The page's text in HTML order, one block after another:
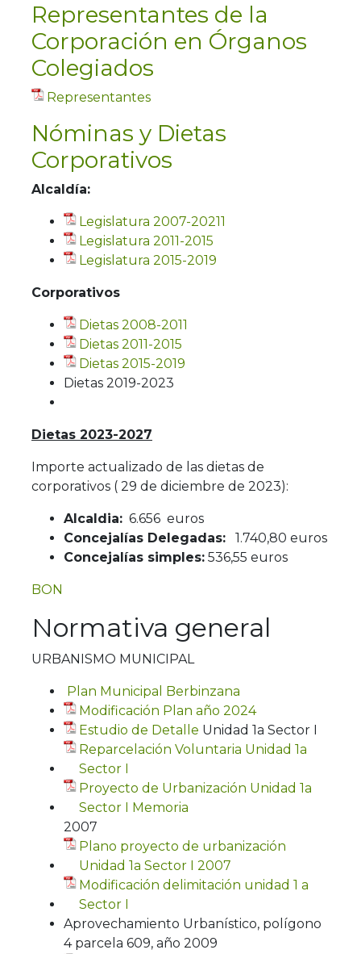
Representantes de la
Corporación en Órganos
Colegiados
Representantes
Nóminas y Dietas
Corporativos
Alcaldía:
Legislatura 2007-20211
Legislatura 2011-2015
Legislatura 2015-2019
Corporativos
Dietas 2008-2011
Dietas 2011-2015
Dietas 2015-2019
Dietas 2019-2023
Dietas 2023-2027
Importe actualizado de las dietas de
corporativos ( 29 de diciembre de 2023):
Alcaldia: 6.656 euros
Concejalías Delegadas: 1.740,80 euros
Concejalías simples: 536,55 euros
BON
Normativa general
URBANISMO MUNICIPAL
Plan Municipal Berbinzana
Modificación Plan año 2024
Estudio de Detalle Unidad 1a Sector I
Reparcelación Voluntaria Unidad 1a
Sector I
Proyecto de Urbanización Unidad 1a
Sector I Memoria
2007
Plano proyecto de urbanización
Unidad 1a Sector I 2007
Modificación delimitación unidad 1 a
Sector I
Aprovechamiento Urbanístico, polígono
4 parcela 609, año 2009